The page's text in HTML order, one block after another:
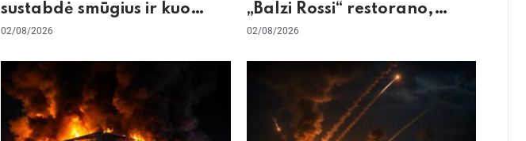
sustabdė smūgius ir kuo
rizikuoja pasaulio
02/08/2026
„Balzi Rossi“ restorano,
mirtininkės apgulė ir tikrieji
02/08/2026